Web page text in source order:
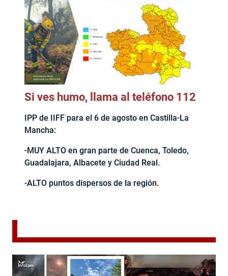
Si ves humo, llama al teléfono 112
IPP de IIFF para el 6 de agosto en Castilla-La
Mancha:
-MUY ALTO en gran parte de Cuenca, Toledo,
Guadalajara, Albacete y Ciudad Real.
-ALTO puntos dispersos de la región.